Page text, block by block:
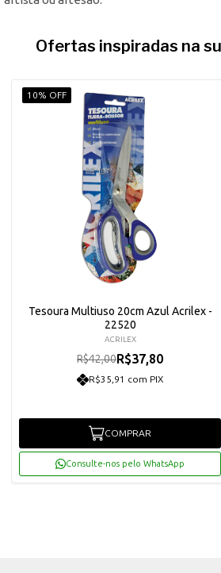
Ofertas inspiradas na
10% OFF
Tesoura Multiuso 20cm Azul Acrilex -
22520
ACRILEX
R$42,00R$37,80
R$35,91 com PIX
COMPRAR
Consulte-nos pelo WhatsApp